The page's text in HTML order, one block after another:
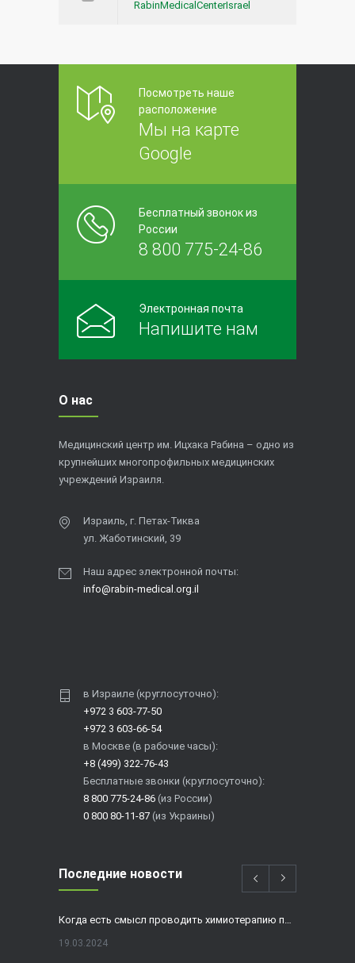
RabinMedicalCenterIsrael
Посмотреть наше
расположение
Мы на карте
Google
Бесплатный звонок из
России
8 800 775-24-86
Электронная почта
Напишите нам
О нас
Медицинский центр им. Ицхака Рабина – одно из
крупнейших многопрофильных медицинских
учреждений Израиля.
Израиль, г. Петах-Тиква
ул. Жаботинский, 39
Наш адрес электронной почты:
info@rabin-medical.org.il
в Израиле (круглосуточно):
+972 3 603-77-50
+972 3 603-66-54
в Москве (в рабочие часы):
+8 (499) 322-76-43
Бесплатные звонки (круглосуточно):
8 800 775-24-86 (из России)
0 800 80-11-87 (из Украины)
Последние новости
19.03.2024